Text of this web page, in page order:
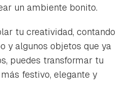
un ambiente bonito.
tu creatividad, contando
y algunos objetos que ya
puedes transformar tu
festivo, elegante y